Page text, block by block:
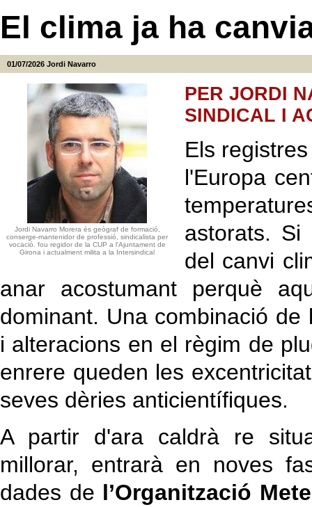
El clima ja ha
01/07/2026 Jordi Navarro
Jordi Navarro Morera és geògraf de formació,
conserge-mantenidor de professió, sindicalista per
vocació. fou regidor de la CUP a l'Ajuntament de
Girona i actualment milita a la Intersindical
PER JORDI
SINDICAL I
Els
l'Europa
astorats. Si
del canvi
anar acostumant perquè
dominant. Una combinació
i alteracions en el règim de
enrere queden les
seves dèries anticientífiques.
A partir d'ara caldrà re
millorar, entrarà en noves
dades de l’Organització